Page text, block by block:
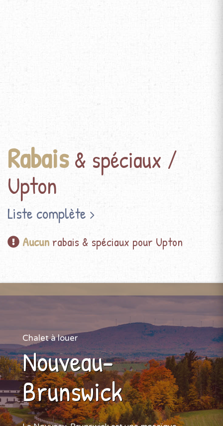
Rabais& spéciaux /
Upton
Liste complète
Aucun rabais & spéciaux pour Upton
Chalet à louer
Nouveau-
Brunswick